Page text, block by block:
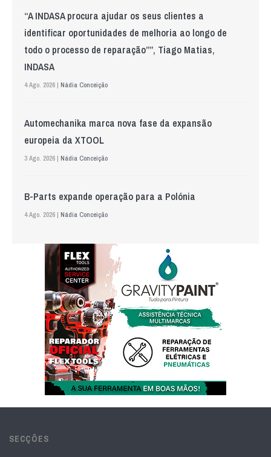
“A INDASA procura ajudar os seus clientes a
identificar oportunidades de melhoria ao longo de
todo o processo de reparação””, Tiago Matias,
INDASA
4 Ago. 2026 | Nádia Conceição
Automechanika marca nova fase da expansão
europeia da XTOOL
3 Ago. 2026 | Nádia Conceição
B-Parts expande operação para a Polónia
4 Ago. 2026 | Nádia Conceição
SECÇÕES